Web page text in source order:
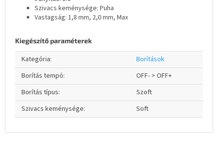
Szivacs keménysége: Puha
Vastagság: 1,8 mm, 2,0 mm, Max
Kiegészítő paraméterek
Kategória:
Borítások
Borítás tempó:
OFF- > OFF+
Borítás típus:
Szoft
Szivacs keménysége: Soft